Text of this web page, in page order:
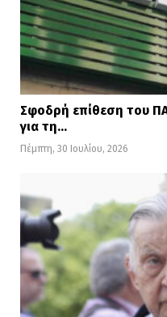
Σφοδρή επίθεση του
για τη…
Πέμπτη, 30 Ιουλίου, 2026